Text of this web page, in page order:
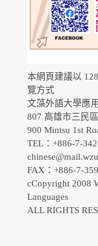
本網頁建議以
覽方式
文藻外語大學應
807 高雄市三民
900 Mintsu 1st
TEL：+886-7-
FAX：+886-7-
cCopyright 2008
Languages
ALL RIGHTS